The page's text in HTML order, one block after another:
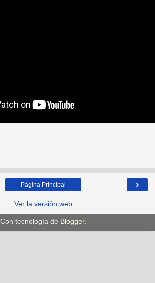
›
Página Principal
Ver la versión web
Con tecnología de Blogger.